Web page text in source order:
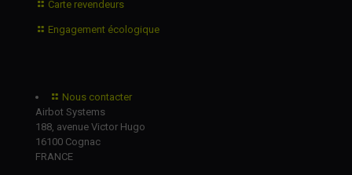
Carte revendeurs
Engagement écologique
Nous contacter
Airbot Systems
188, avenue Victor Hugo
16100 Cognac
FRANCE